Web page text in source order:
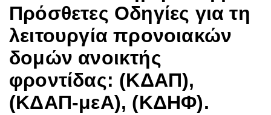
Πρόσθετες Οδηγίες για τη
λειτουργία προνοιακών
δομών ανοικτής
φροντίδας: (ΚΔΑΠ),
(ΚΔΑΠ-μεΑ), (ΚΔΗΦ).